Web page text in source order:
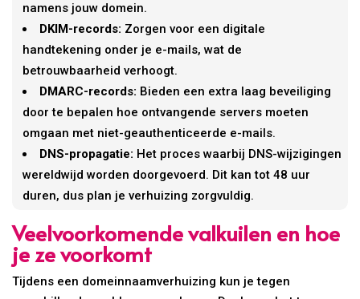
namens jouw domein.
DKIM-records: Zorgen voor een digitale
handtekening onder je e-mails, wat de
betrouwbaarheid verhoogt.
DMARC-records: Bieden een extra laag beveiliging
door te bepalen hoe ontvangende servers moeten
omgaan met niet-geauthenticeerde e-mails.
DNS-propagatie: Het proces waarbij DNS-wijzigingen
wereldwijd worden doorgevoerd. Dit kan tot 48 uur
duren, dus plan je verhuizing zorgvuldig.
Veelvoorkomende valkuilen en hoe
je ze voorkomt
Tijdens een domeinnaamverhuizing kun je tegen